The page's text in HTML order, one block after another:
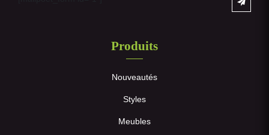
Produits
Nouveautés
Styles
Meubles